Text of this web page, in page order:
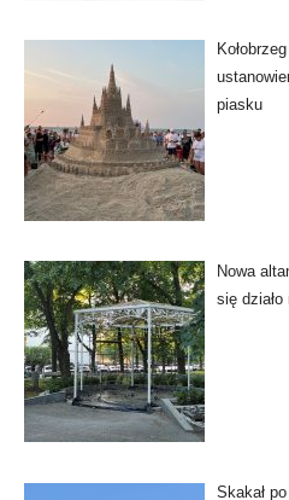
piasku
Nowa
się
Skakał